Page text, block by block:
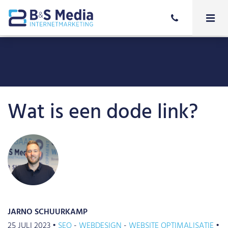
Wat is een dode link?
JARNO SCHUURKAMP